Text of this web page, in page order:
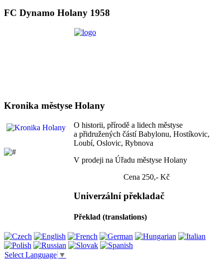
FC Dynamo Holany 1958
Kronika městyse Holany
O historii, přírodě a lidech městyse
a přidružených částí Babylonu, Hostíkovic,
Loubí, Oslovic, Rybnova
V prodeji na Úřadu městyse Holany
Cena 250,- Kč
Univerzální překladač
Překlad (translations)
Select Language ▼